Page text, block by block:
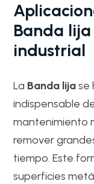
Banda
industrial
La Banda lijase
indispensable
mantenimiento
remover
tiempo. Este
superficies